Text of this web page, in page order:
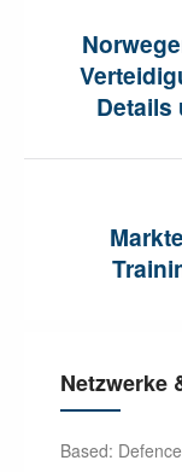
Details
Netzwerke
Based: